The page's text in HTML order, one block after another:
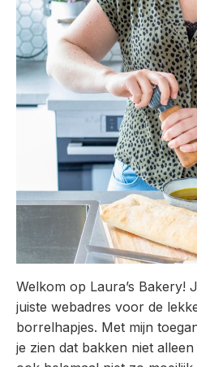
Welkom op Laura’s Bakery!
juiste webadres voor de
borrelhapjes. Met mijn
je zien dat bakken niet